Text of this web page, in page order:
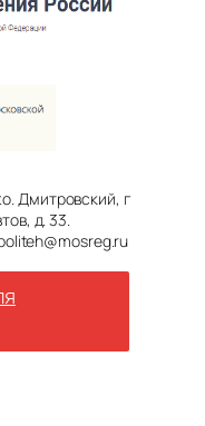
Дмитровский, г
д. 33.